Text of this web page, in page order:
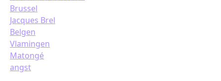
Brussel
Jacques Brel
Belgen
Vlamingen
Matongé
angst